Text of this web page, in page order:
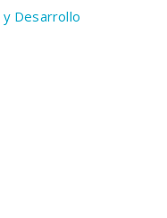
Desarrollo